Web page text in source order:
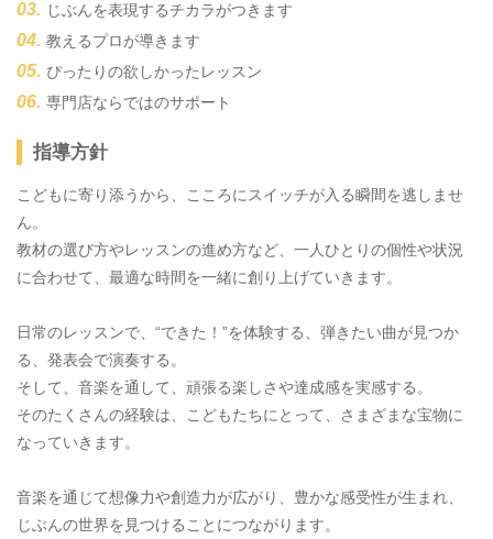
じぶんを表現するチカラがつきます
教えるプロが導きます
ぴったりの欲しかったレッスン
専門店ならではのサポート
指導方針
こどもに寄り添うから、こころにスイッチが入る瞬間を逃しませ
ん。
教材の選び方やレッスンの進め方など、一人ひとりの個性や状況
に合わせて、最適な時間を一緒に創り上げていきます。
日常のレッスンで、“できた！”を体験する、弾きたい曲が見つか
る、発表会で演奏する。
そして、音楽を通して、頑張る楽しさや達成感を実感する。
そのたくさんの経験は、こどもたちにとって、さまざまな宝物に
なっていきます。
音楽を通じて想像力や創造力が広がり、豊かな感受性が生まれ、
じぶんの世界を見つけることにつながります。